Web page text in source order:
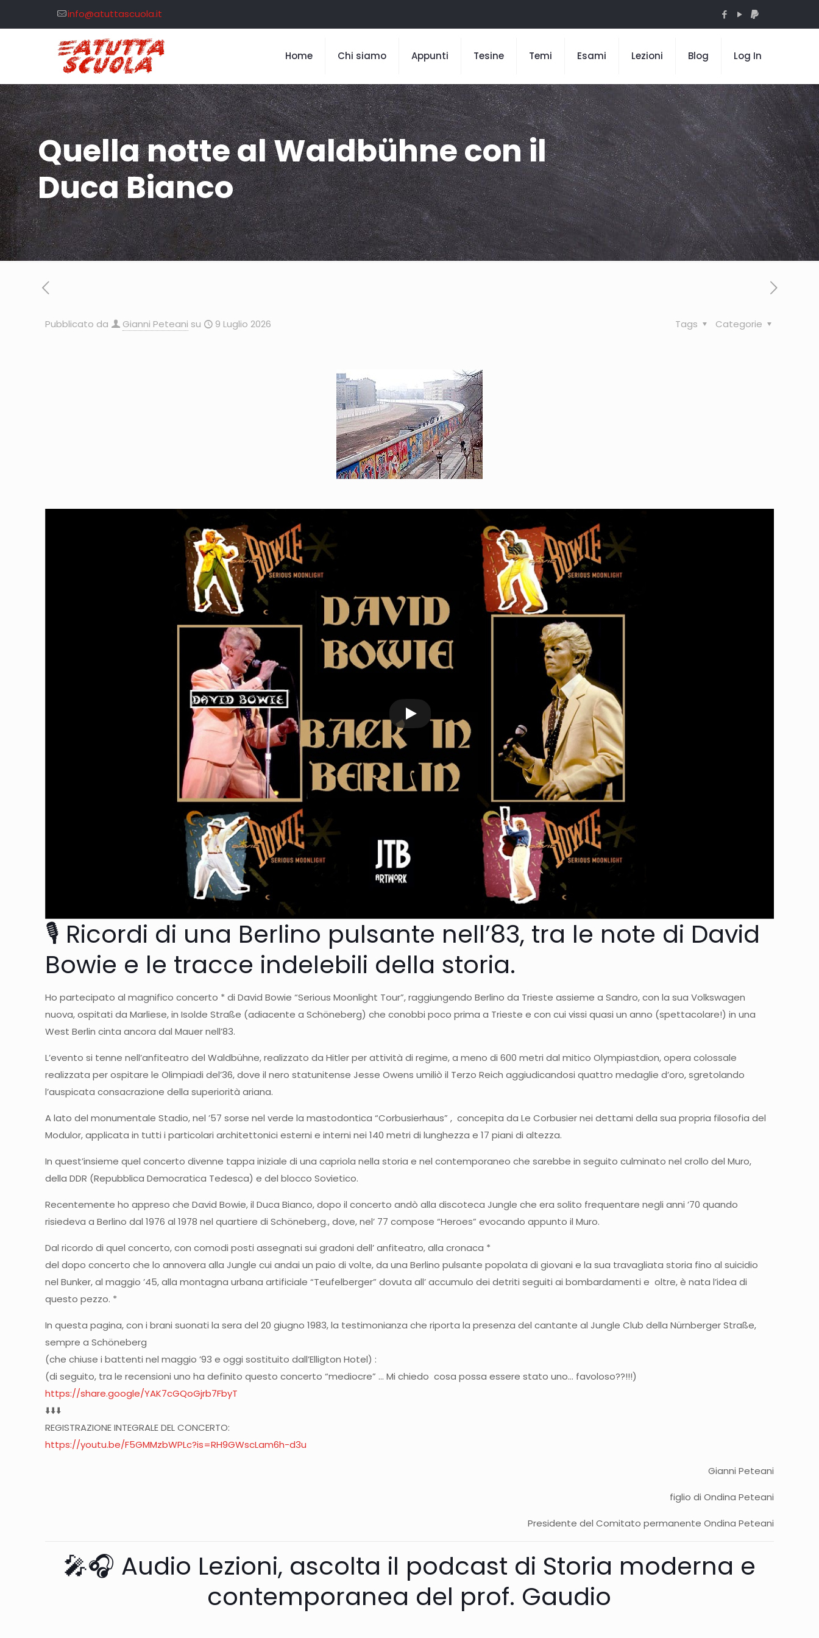
info@atuttascuola.it
Home Chi siamo Appunti Tesine Temi Esami Lezioni Blog Log In
Quella notte al Waldbühne con il
Duca Bianco
Pubblicato da Gianni Peteani su 9 Luglio 2026 Categorie
Tags
🎙️ Ricordi di una Berlino pulsante nell’83, tra le note di David
Bowie e le tracce indelebili della storia.
Ho partecipato al magnifico concerto * di David Bowie “Serious Moonlight Tour”, raggiungendo Berlino da Trieste assieme a Sandro, con la sua Volkswagen
nuova, ospitati da Marliese, in Isolde Straße (adiacente a Schöneberg) che conobbi poco prima a Trieste e con cui vissi quasi un anno (spettacolare!) in una
West Berlin cinta ancora dal Mauer nell’83.
L’evento si tenne nell’anfiteatro del Waldbühne, realizzato da Hitler per attività di regime, a meno di 600 metri dal mitico Olympiastdion, opera colossale
realizzata per ospitare le Olimpiadi del’36, dove il nero statunitense Jesse Owens umiliò il Terzo Reich aggiudicandosi quattro medaglie d’oro, sgretolando
l’auspicata consacrazione della superiorità ariana.
A lato del monumentale Stadio, nel ’57 sorse nel verde la mastodontica “Corbusierhaus” , concepita da Le Corbusier nei dettami della sua propria filosofia del
Modulor, applicata in tutti i particolari architettonici esterni e interni nei 140 metri di lunghezza e 17 piani di altezza.
In quest’insieme quel concerto divenne tappa iniziale di una capriola nella storia e nel contemporaneo che sarebbe in seguito culminato nel crollo del Muro,
della DDR (Repubblica Democratica Tedesca) e del blocco Sovietico.
Recentemente ho appreso che David Bowie, il Duca Bianco, dopo il concerto andò alla discoteca Jungle che era solito frequentare negli anni ’70 quando
risiedeva a Berlino dal 1976 al 1978 nel quartiere di Schöneberg., dove, nel’ 77 compose “Heroes” evocando appunto il Muro.
Dal ricordo di quel concerto, con comodi posti assegnati sui gradoni dell’ anfiteatro, alla cronaca *
del dopo concerto che lo annovera alla Jungle cui andai un paio di volte, da una Berlino pulsante popolata di giovani e la sua travagliata storia fino al suicidio
nel Bunker, al maggio ’45, alla montagna urbana artificiale “Teufelberger” dovuta all’ accumulo dei detriti seguiti ai bombardamenti e oltre, è nata l’idea di
questo pezzo. *
In questa pagina, con i brani suonati la sera del 20 giugno 1983, la testimonianza che riporta la presenza del cantante al Jungle Club della Nürnberger Straße,
sempre a Schöneberg
(che chiuse i battenti nel maggio ’93 e oggi sostituito dall’Elligton Hotel) :
(di seguito, tra le recensioni uno ha definito questo concerto “mediocre” … Mi chiedo cosa possa essere stato uno… favoloso??!!!)
https://share.google/YAK7cGQoGjrb7FbyT
⬇️⬇️⬇️
REGISTRAZIONE INTEGRALE DEL CONCERTO:
https://youtu.be/F5GMMzbWPLc?is=RH9GWscLam6h-d3u
Gianni Peteani
figlio di Ondina Peteani
Presidente del Comitato permanente Ondina Peteani
🎤🎧 Audio Lezioni, ascolta il podcast di Storia moderna e
contemporanea del prof. Gaudio